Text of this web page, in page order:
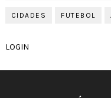
CIDADES FUTEBOL
LOGIN